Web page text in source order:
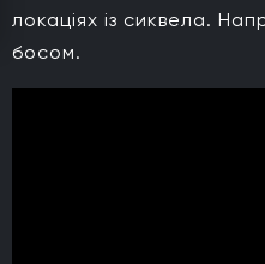
локаціях із сиквела.
босом.